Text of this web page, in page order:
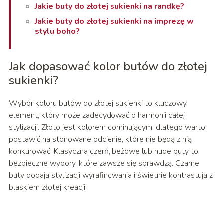
Jakie buty do złotej sukienki na randkę?
Jakie buty do złotej sukienki na imprezę w
stylu boho?
Jak dopasować kolor butów do złotej
sukienki?
Wybór koloru butów do złotej sukienki to kluczowy
element, który może zadecydować o harmonii całej
stylizacji. Złoto jest kolorem dominującym, dlatego warto
postawić na stonowane odcienie, które nie będą z nią
konkurować. Klasyczna czerń, beżowe lub nude buty to
bezpieczne wybory, które zawsze się sprawdzą. Czarne
buty dodają stylizacji wyrafinowania i świetnie kontrastują z
blaskiem złotej kreacji.